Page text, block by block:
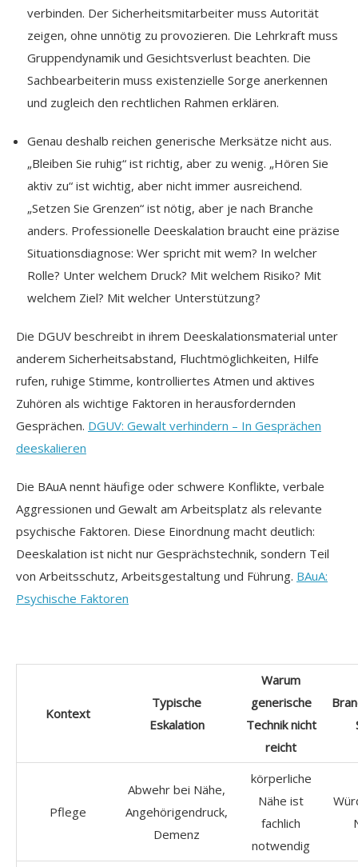
verbinden. Der Sicherheitsmitarbeiter muss Autorität
zeigen, ohne unnötig zu provozieren. Die Lehrkraft muss
Gruppendynamik und Gesichtsverlust beachten. Die
Sachbearbeiterin muss existenzielle Sorge anerkennen
und zugleich den rechtlichen Rahmen erklären.
Genau deshalb reichen generische Merksätze nicht aus.
„Bleiben Sie ruhig“ ist richtig, aber zu wenig. „Hören Sie
aktiv zu“ ist wichtig, aber nicht immer ausreichend.
„Setzen Sie Grenzen“ ist nötig, aber je nach Branche
anders. Professionelle Deeskalation braucht eine präzise
Situationsdiagnose: Wer spricht mit wem? In welcher
Rolle? Unter welchem Druck? Mit welchem Risiko? Mit
welchem Ziel? Mit welcher Unterstützung?
Die DGUV beschreibt in ihrem Deeskalationsmaterial unter
anderem Sicherheitsabstand, Fluchtmöglichkeiten, Hilfe
rufen, ruhige Stimme, kontrolliertes Atmen und aktives
Zuhören als wichtige Faktoren in herausfordernden
Gesprächen. DGUV: Gewalt verhindern – In Gesprächen
deeskalieren
Die BAuA nennt häufige oder schwere Konflikte, verbale
Aggressionen und Gewalt am Arbeitsplatz als relevante
psychische Faktoren. Diese Einordnung macht deutlich:
Deeskalation ist nicht nur Gesprächstechnik, sondern Teil
von Arbeitsschutz, Arbeitsgestaltung und Führung. BAuA:
Psychische Faktoren
Kontext
Typische
Eskalation
Warum
generische
Technik nicht
reicht
Pflege
Abwehr bei Nähe,
Angehörigendruck,
Demenz
körperliche
Nähe ist
fachlich
notwendig